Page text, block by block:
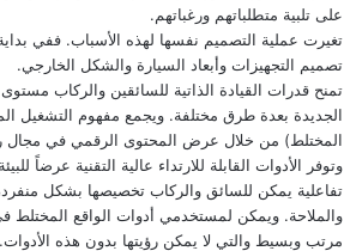
على تلبية متطلباتهم ورغباتهم.
تغيرت عملية التصميم نفسها لهذه الأسباب. ففي
تصميم التجهيزات وأبعاد السيارة والشكل الخارجي.
تمنح قدرات القيادة الذاتية للسائقين والركاب
المختلط) من خلال عرض المحتوى الرقمي في مجال
وتوفر الأدوات القابلة للارتداء عالية التقنية عرضاً
تفاعلية يمكن للسائق والركاب تخصيصها بشكل
والملاحة. ويمكن لمستخدمي أدوات الواقع
مرتب وبسيط والتي لا يمكن رؤيتها بدون هذه